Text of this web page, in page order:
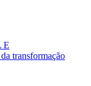
E
transformação